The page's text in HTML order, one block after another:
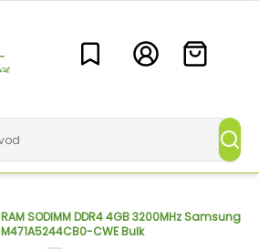
RAM SODIMM DDR4 4GB 3200MHz Samsung
M471A5244CB0-CWE Bulk